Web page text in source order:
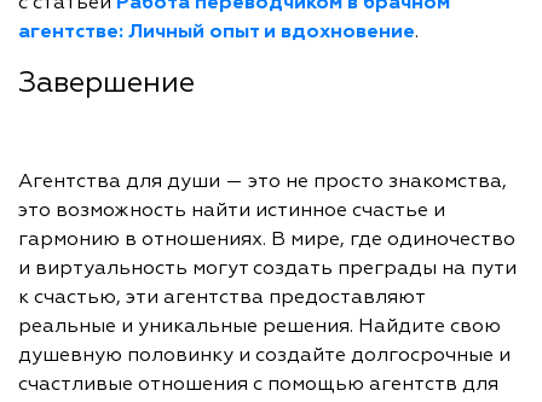
агентстве: Личный опыт и вдохновение.
Завершение
Агентства для души — это не просто знакомства,
это возможность найти истинное счастье и
гармонию в отношениях. В мире, где одиночество
и виртуальность могут создать преграды на пути
к счастью, эти агентства предоставляют
реальные и уникальные решения. Найдите свою
душевную половинку и создайте долгосрочные и
счастливые отношения с помощью агентств для